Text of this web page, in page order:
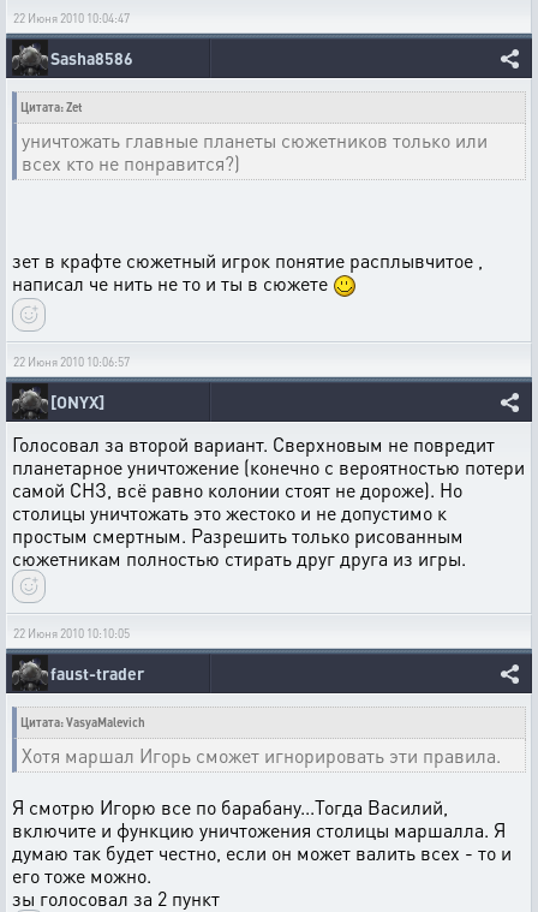
22 Июня 2010 10:04:47
Sasha8586
Цитата: Zet
уничтожать главные планеты сюжетников только или
всех кто не понравится?)
зет в крафте сюжетный игрок понятие расплывчитое ,
написал че нить не то и ты в сюжете
22 Июня 2010 10:06:57
[ONYX]
Голосовал за второй вариант. Сверхновым не повредит
планетарное уничтожение (конечно с вероятностью потери
самой СНЗ, всё равно колонии стоят не дороже). Но
столицы уничтожать это жестоко и не допустимо к
простым смертным. Разрешить только рисованным
сюжетникам полностью стирать друг друга из игры.
22 Июня 2010 10:10:05
faust-trader
Цитата: VasyaMalevich
Хотя маршал Игорь сможет игнорировать эти правила.
Я смотрю Игорю все по барабану...Тогда Василий,
включите и функцию уничтожения столицы маршалла. Я
думаю так будет честно, если он может валить всех - то и
его тоже можно.
зы голосовал за 2 пункт